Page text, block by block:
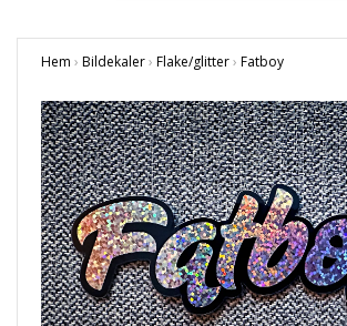
Hem › Bildekaler› Flake/glitter› Fatboy